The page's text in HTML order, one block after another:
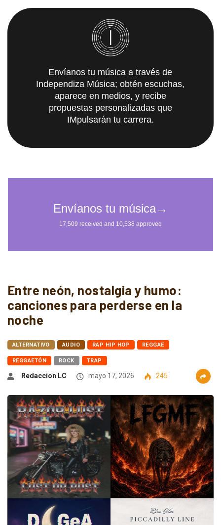
Envíanos tu música a través de
Independiza Música; obtén escuchas,
aparece en medios, y recibe
propuestas personalizadas que
IMpulsarán tu carrera.
Entre neón, nostalgia y humo:
canciones para perderse en la
noche
ALTERNATIVO AUDIO RAP HIP HOP REGGAE
REGGAETÓN ROCK TRAP
Redaccion LC mayo 17, 2026 245